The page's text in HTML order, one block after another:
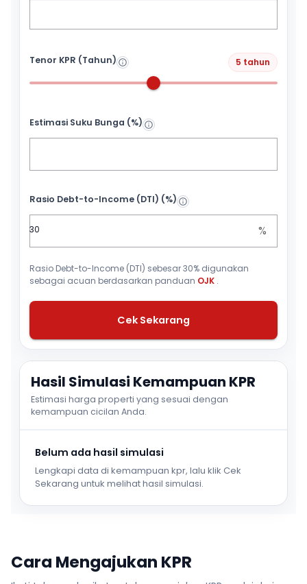
Tenor KPR (Tahun) 5 tahun
Estimasi Suku Bunga (%)
Rasio Debt-to-Income (DTI) (%)
%
Rasio Debt-to-Income (DTI) sebesar 30% digunakan
sebagai acuan berdasarkan panduan OJK .
Cek Sekarang
Hasil Simulasi Kemampuan KPR
Estimasi harga properti yang sesuai dengan
kemampuan cicilan Anda.
Belum ada hasil simulasi
Lengkapi data di kemampuan kpr, lalu klik Cek
Sekarang untuk melihat hasil simulasi.
Cara Mengajukan KPR